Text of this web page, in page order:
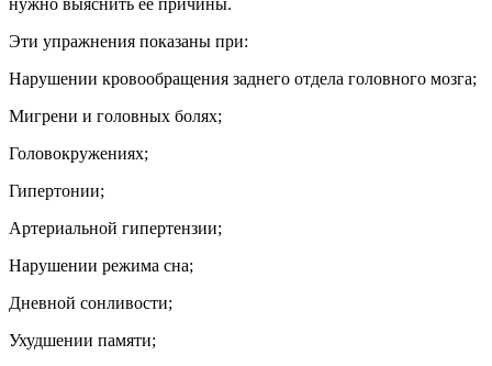
нужно выяснить ее причины.
Эти упражнения показаны при:
Нарушении кровообращения заднего отдела головного мозга;
Мигрени и головных болях;
Головокружениях;
Гипертонии;
Артериальной гипертензии;
Нарушении режима сна;
Дневной сонливости;
Ухудшении памяти;